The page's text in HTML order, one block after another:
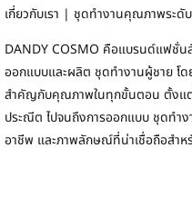
เกี่ยวกับเรา | ชุดทำงานคุณภาพระดั
DANDY COSMO คือแบรนด์แฟชั่
ออกแบบและผลิต ชุดทำงานผู้ชาย โด
สำคัญกับคุณภาพในทุกขั้นตอน ตั้งแต่
ประณีต ไปจนถึงการออกแบบ ชุดทำ
อาชีพ และภาพลักษณ์ที่น่าเชื่อถือสำห